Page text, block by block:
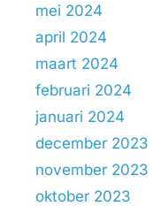
mei 2024
april 2024
maart 2024
februari 2024
januari 2024
december 2023
november 2023
oktober 2023